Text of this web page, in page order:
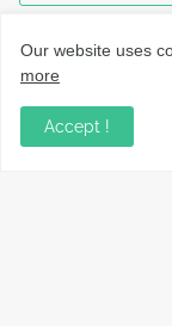
KERALA NEWS
LOCAL NEWS
Our website uses
more
Accept !